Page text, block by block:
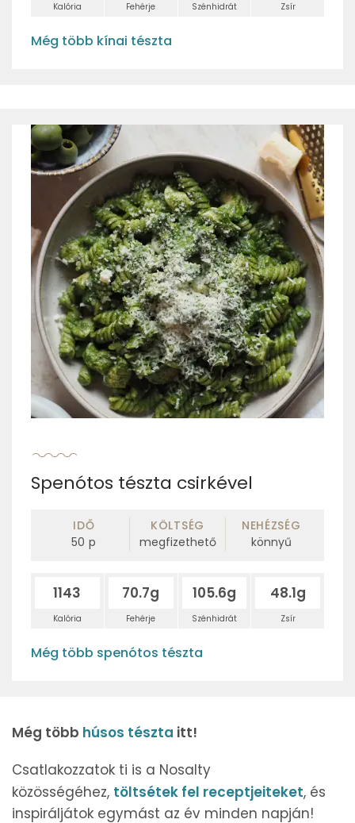
Kalória Fehérje Szénhidrát Zsír
Még több kínai tészta
Spenótos tészta csirkével
IDŐ
50 p
KÖLTSÉG
megfizethető
NEHÉZSÉG
könnyű
1143
Kalória
70.7g
Fehérje
105.6g
Szénhidrát
48.1g
Zsír
Még több spenótos tészta
Még több húsos tészta itt!
Csatlakozzatok ti is a Nosalty
közösségéhez, töltsétek fel receptjeiteket, és
inspiráljátok egymást az év minden napján!